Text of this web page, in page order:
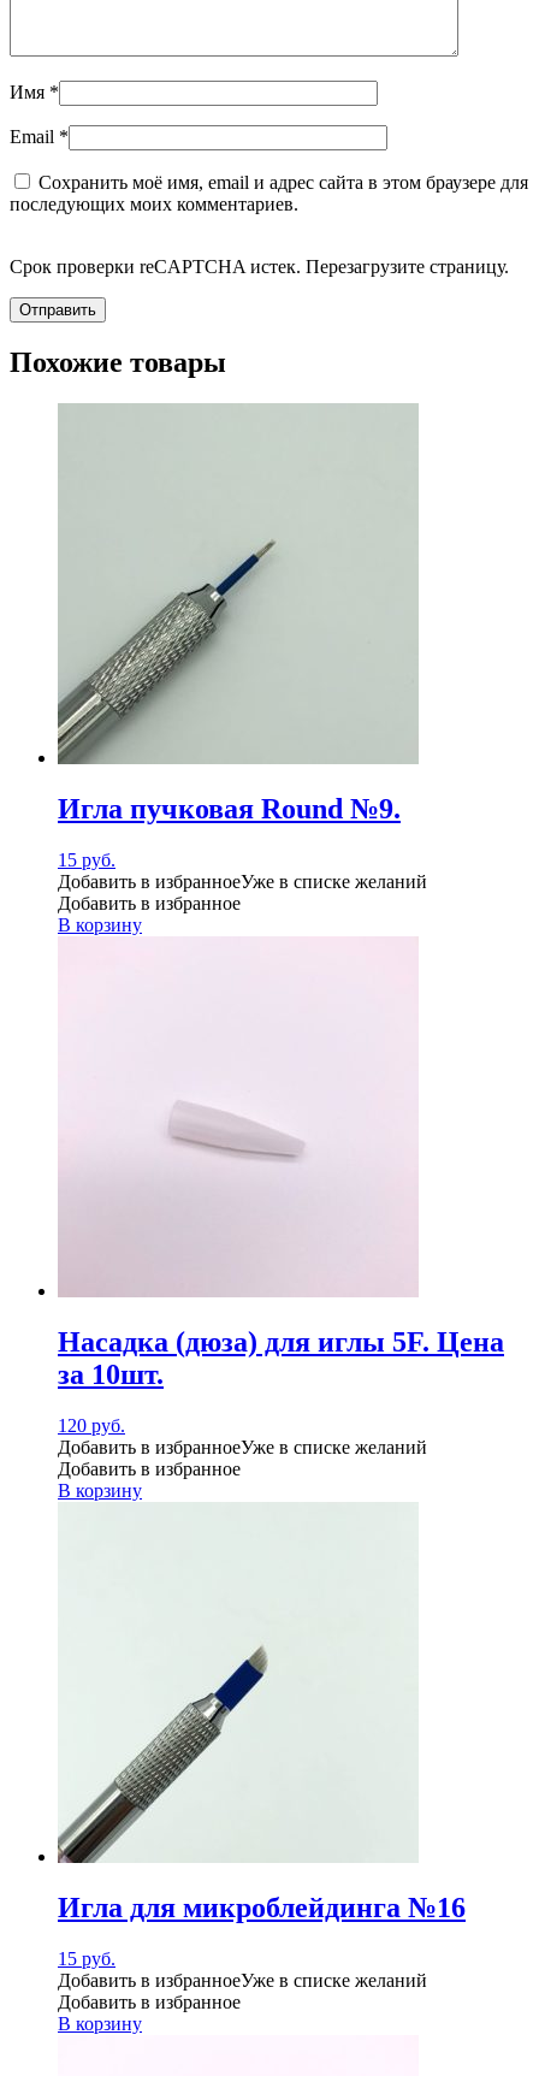
Имя *
Email *
Сохранить моё имя, email и адрес сайта в этом браузере для
последующих моих комментариев.
Срок проверки reCAPTCHA истек. Перезагрузите страницу.
Похожие товары
Игла пучковая Round №9.
15 руб.
Добавить в избранноеУже в списке желаний
Добавить в избранное
В корзину
Насадка (дюза) для иглы 5F. Цена
за 10шт.
120 руб.
Добавить в избранноеУже в списке желаний
Добавить в избранное
В корзину
Игла для микроблейдинга №16
15 руб.
Добавить в избранноеУже в списке желаний
Добавить в избранное
В корзину